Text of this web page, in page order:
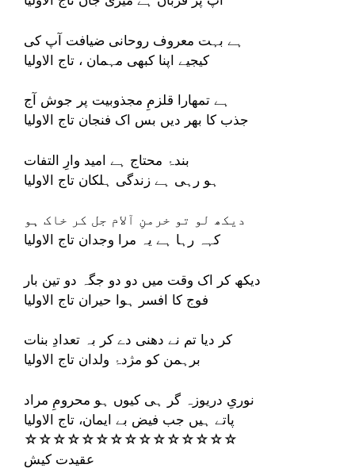
ہے بہت معروف روحانی ضیافت آپ کی
کیجیے اپنا کبھی مہمان ، تاج الاولیا
ہے تمھارا قلزمِ مجذوبیت پر جوش آج
جذب کا بھر دیں بس اک فنجان تاج الاولیا
بندۂ محتاج ہے امید وارِ التفات
ہو رہی ہے زندگی ہلکان تاج الاولیا
دیکھ لو تو خرمنِ آلام جل کر خاک ہو
کہہ رہا ہے یہ مرا وجدان تاج الاولیا
دیکھ کر اک وقت میں دو دو جگہ دو تین بار
فوج کا افسر ہوا حیران تاج الاولیا
کر دیا تم نے دھنی دے کر بہ تعدادِ بنات
برہمن کو مژدۂ ولدان تاج الاولیا
نوریِ دریوزہ گر ہی کیوں ہو محرومِ مراد
پاتے ہیں جب فیض بے ایمان، تاج الاولیا
☆☆☆☆☆☆☆☆☆☆☆☆☆☆☆
عقیدت کیش